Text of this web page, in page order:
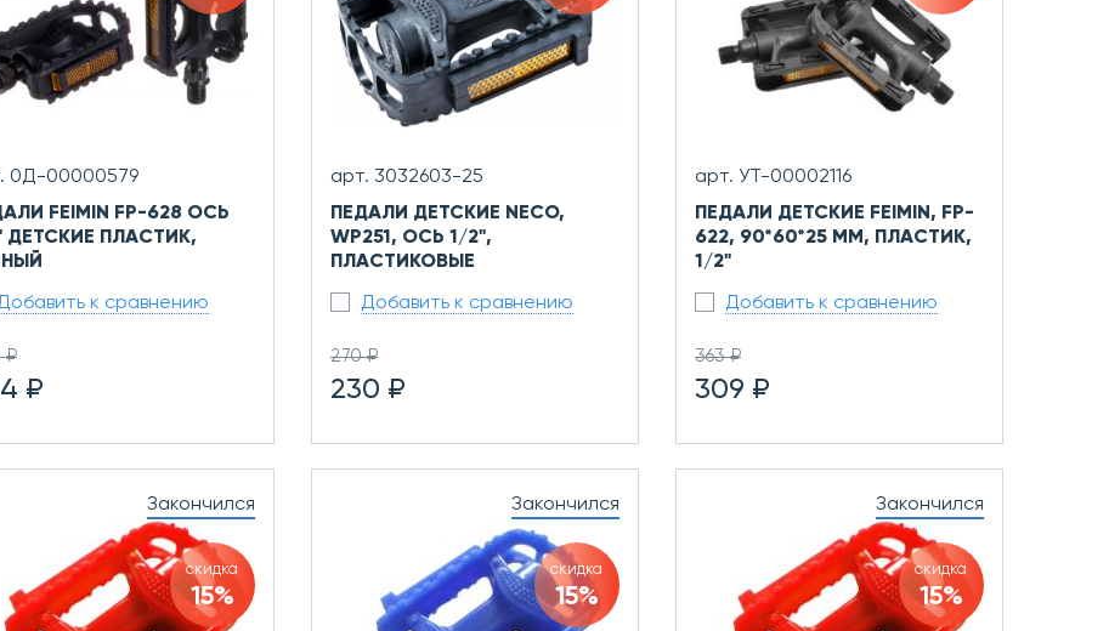
0Д-00000579
FEIMIN FP-628 ОСЬ
ДЕТСКИЕ ПЛАСТИК,
к сравнению
₽
₽
арт. 3032603-25
ПЕДАЛИ ДЕТСКИЕ NECO,
WP251, ОСЬ 1/2",
ПЛАСТИКОВЫЕ
Добавить к сравнению
270 ₽
230 ₽
арт. УТ-00002116
ПЕДАЛИ ДЕТСКИЕ FEIMIN, FP-
622, 90*60*25 ММ, ПЛАСТИК,
1/2"
Добавить к сравнению
363 ₽
309 ₽
Закончился
скидка
15%
Закончился
скидка
15%
Закончился
скидка
15%